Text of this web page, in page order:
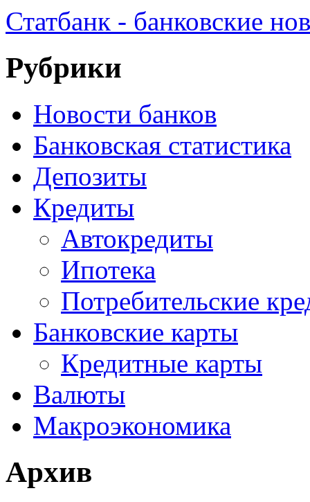
Статбанк - банковские
Рубрики
Новости банков
Банковская статистика
Депозиты
Кредиты
Автокредиты
Ипотека
Потребительские
Банковские карты
Кредитные карты
Валюты
Макроэкономика
Архив